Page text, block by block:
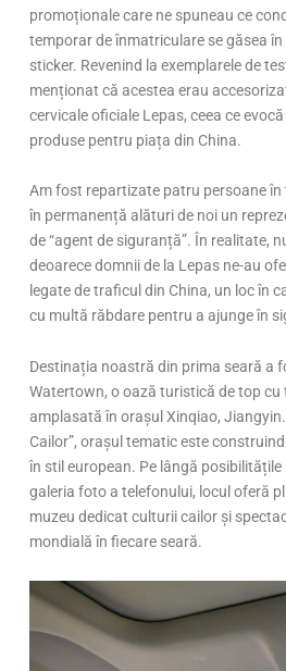
promoționale care ne spuneau ce
temporar de înmatriculare se găsea
sticker. Revenind la exemplarele de
menționat că acestea erau
cervicale oficiale Lepas, ceea ce
produse pentru piața din China.
Am fost repartizate patru persoane în
în permanență alături de noi un
de “agent de siguranță”. În realitate,
deoarece domnii de la Lepas ne-au
legate de traficul din China, un loc în
cu multă răbdare pentru a ajunge în
Destinația noastră din prima seară a
Watertown, o oază turistică de top cu
amplasată în orașul Xinqiao,
Cailor”, orașul tematic este
în stil european. Pe lângă
galeria foto a telefonului, locul oferă
muzeu dedicat culturii cailor și
mondială în fiecare seară.